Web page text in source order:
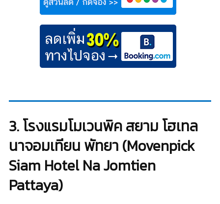
3. โรงแรมโมเวนพิค สยาม โฮเทล
นาจอมเทียน พัทยา (Movenpick
Siam Hotel Na Jomtien
Pattaya)